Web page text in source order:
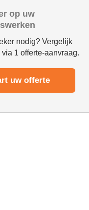
op uw
nodig? Vergelijk
via 1 offerte-aanvraag.
uw offerte